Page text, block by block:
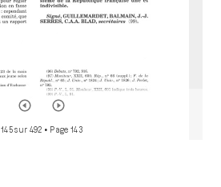
145 sur 492 • Page 143